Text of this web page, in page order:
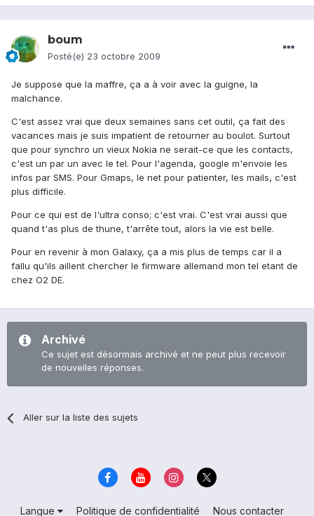
boum
Posté(e) 23 octobre 2009
Je suppose que la maffre, ça a à voir avec la guigne, la
malchance.
C'est assez vrai que deux semaines sans cet outil, ça fait des
vacances mais je suis impatient de retourner au boulot. Surtout
que pour synchro un vieux Nokia ne serait-ce que les contacts,
c'est un par un avec le tel. Pour l'agenda, google m'envoie les
infos par SMS. Pour Gmaps, le net pour patienter, les mails, c'est
plus difficile.
Pour ce qui est de l'ultra conso; c'est vrai. C'est vrai aussi que
quand t'as plus de thune, t'arrête tout, alors la vie est belle.
Pour en revenir à mon Galaxy, ça a mis plus de temps car il a
fallu qu'ils aillent chercher le firmware allemand mon tel etant de
chez O2 DE.
Archivé
Ce sujet est désormais archivé et ne peut plus recevoir
de nouvelles réponses.
Aller sur la liste des sujets
Langue Politique de confidentialité Nous contacter